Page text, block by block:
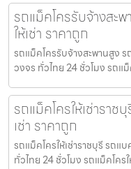
รถแม็คโครรับจ้างสะ
ให้เช่า ราคาถูก
รถแม็คโครรับจ้างสะพานสูง ร
วงจร ทั่วไทย 24 ชั่วโมง รถแ
รถแม็คโครให้เช่าราช
เช่า ราคาถูก
รถแม็คโครให้เช่าราชบุรี รถแ
ทั่วไทย 24 ชั่วโมง รถแม็คโคร